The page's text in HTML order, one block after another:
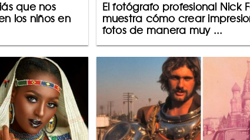
que nos
los niños en
El fotógrafo profesional Nick
muestra cómo crear
fotos de manera muy ...